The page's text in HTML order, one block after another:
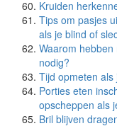
Kruiden
Tips om pasjes
als je blind of
Waarom
nodig?
Tijd opmeten
Porties eten
opscheppen als
Bril blijven